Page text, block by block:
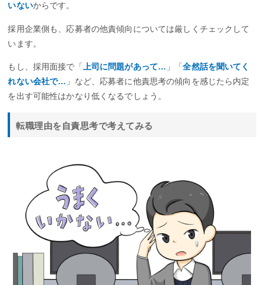
いないからです。
採用企業側も、応募者の他責傾向については厳しくチェックして
います。
もし、採用面接で「 上司に問題があって… 」「全然話を聞いてく
れない会社で… 」など、応募者に他責思考の傾向を感じたら内定
を出す可能性はかなり低くなるでしょう。
転職理由を自責思考で考えてみる